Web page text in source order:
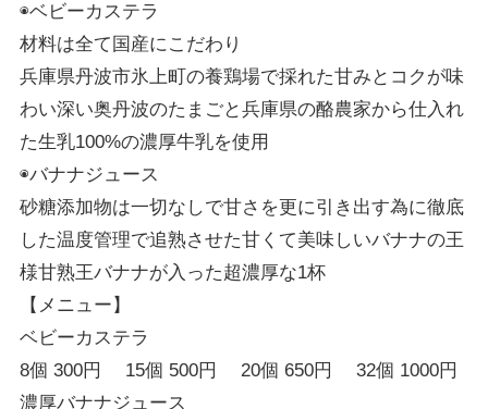
◉ベビーカステラ
材料は全て国産にこだわり
兵庫県丹波市氷上町の養鶏場で採れた甘みとコクが味
わい深い奥丹波のたまごと兵庫県の酪農家から仕入れ
た生乳100%の濃厚牛乳を使用
◉バナナジュース
砂糖添加物は一切なしで甘さを更に引き出す為に徹底
した温度管理で追熟させた甘くて美味しいバナナの王
様甘熟王バナナが入った超濃厚な1杯
【メニュー】
ベビーカステラ
8個 300円 15個 500円 20個 650円 32個 1000円
濃厚バナナジュース